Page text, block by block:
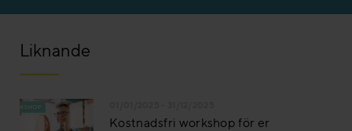
Liknande
Kostnadsfri workshop för er